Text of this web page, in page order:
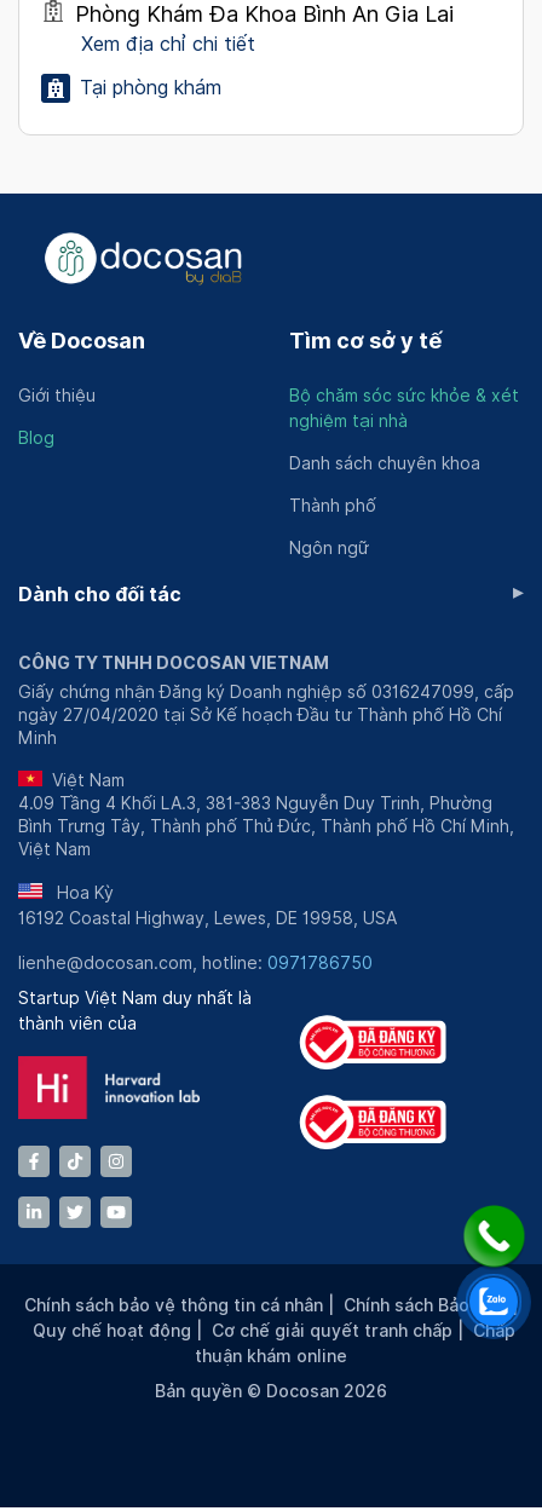
Phòng Khám Đa Khoa Bình An Gia Lai
Xem địa chỉ chi tiết
Tại phòng khám
Về Docosan
Giới thiệu
Blog
Tìm cơ sở y tế
Bộ chăm sóc sức khỏe & xét
nghiệm tại nhà
Danh sách chuyên khoa
Thành phố
Ngôn ngữ
Dành cho đối tác ▸
CÔNG TY TNHH DOCOSAN VIETNAM
Giấy chứng nhận Đăng ký Doanh nghiệp số 0316247099, cấp
ngày 27/04/2020 tại Sở Kế hoạch Đầu tư Thành phố Hồ Chí
Minh
Việt Nam
4.09 Tầng 4 Khối LA.3, 381-383 Nguyễn Duy Trinh, Phường
Bình Trưng Tây, Thành phố Thủ Đức, Thành phố Hồ Chí Minh,
Việt Nam
Hoa Kỳ
16192 Coastal Highway, Lewes, DE 19958, USA
lienhe@docosan.com, hotline: 0971786750
Startup Việt Nam duy nhất là
thành viên của
Chính sách bảo vệ thông tin cá nhân Chính sách Bảo mật |
Quy chế hoạt động
Cơ chế giải quyết tranh chấp |Chấp
thuận khám online
Bản quyền © Docosan 2026